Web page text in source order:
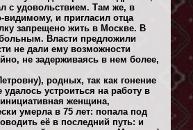
с удовольствием. Там же, в
и пригласил отца
запрещено жить в Москве. В
Власти предложили
не дали ему возможности
не задерживаясь в нем более,
родных, так как гонение
устроиться на работу в
женщина,
умерла в 75 лет: попала под
её в последний путь: и